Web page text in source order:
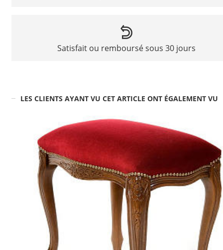
Satisfait ou remboursé sous 30 jours
LES CLIENTS AYANT VU CET ARTICLE ONT ÉGALEMENT VU